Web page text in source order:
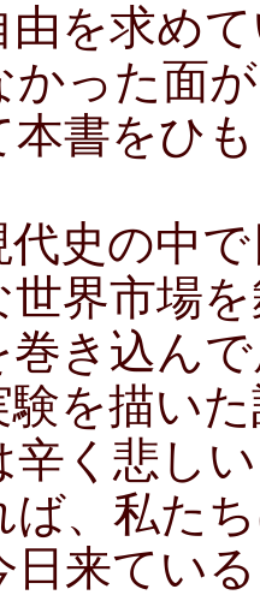
を求め
かった面
本書をひ
史の中
世界市場
巻き込ん
験を描い
辛く悲し
ば、私た
日来てい